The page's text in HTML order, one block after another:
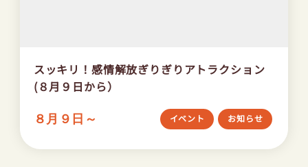
スッキリ！感情解放ぎりぎりアトラクション
(８月９日から）
８月９日～ イベント お知らせ